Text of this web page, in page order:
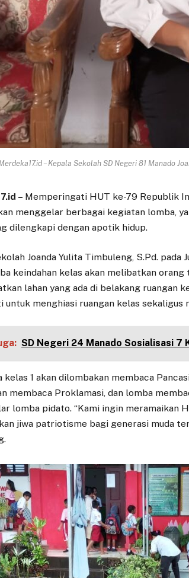
– Kepala Sekolah SD Negeri 81 Manado
– Memperingati HUT ke-79 Republik
menggelar berbagai kegiatan lomba,
dilengkapi dengan apotik hidup.
Joanda Yulita Timbuleng, S.Pd.
keindahan kelas akan melibatkan orang
lahan yang ada di belakang ruangan
untuk menghiasi ruangan kelas sekaligus
SD Negeri 24 Manado Sosialisasi 7
kelas 1 akan dilombakan membaca
membaca Proklamasi, dan lomba
lomba pidato. “Kami ingin meramaikan
jiwa patriotisme bagi generasi muda